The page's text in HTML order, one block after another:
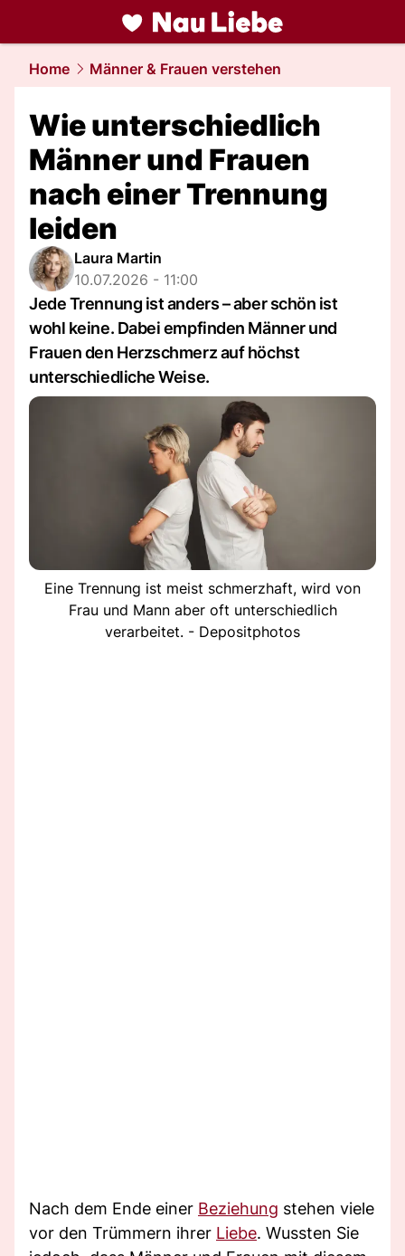
liebe.NAU.ch
Home Männer & Frauen verstehen
Wie unterschiedlich
Männer und Frauen
nach einer Trennung
leiden
Laura Martin
10.07.2026 - 11:00
Jede Trennung ist anders – aber schön ist
wohl keine. Dabei empfinden Männer und
Frauen den Herzschmerz auf höchst
unterschiedliche Weise.
Eine Trennung ist meist schmerzhaft, wird von
Frau und Mann aber oft unterschiedlich
verarbeitet. - Depositphotos
Nach dem Ende einer Beziehung stehen viele
vor den Trümmern ihrer Liebe. Wussten Sie